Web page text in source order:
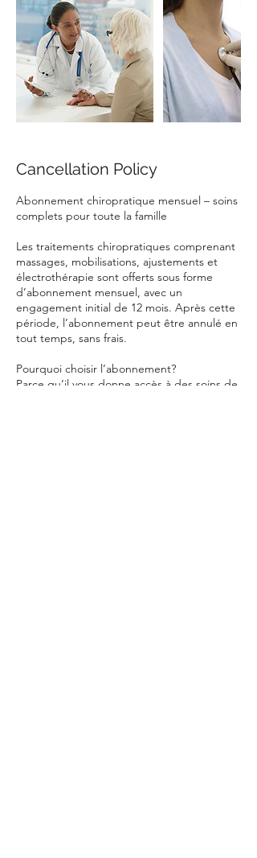
Cancellation Policy
Abonnement chiropratique mensuel – soins
complets pour toute la famille
Les traitements chiropratiques comprenant
massages, mobilisations, ajustements et
électrothérapie sont offerts sous forme
d’abonnement mensuel, avec un
engagement initial de 12 mois. Après cette
période, l’abonnement peut être annulé en
tout temps, sans frais.
Pourquoi choisir l’abonnement?
Parce qu’il vous donne accès à des soins de